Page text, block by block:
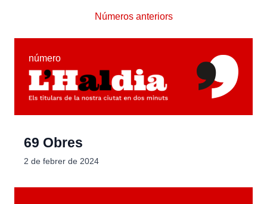
Números anteriors
número
69 Obres
2 de febrer de 2024